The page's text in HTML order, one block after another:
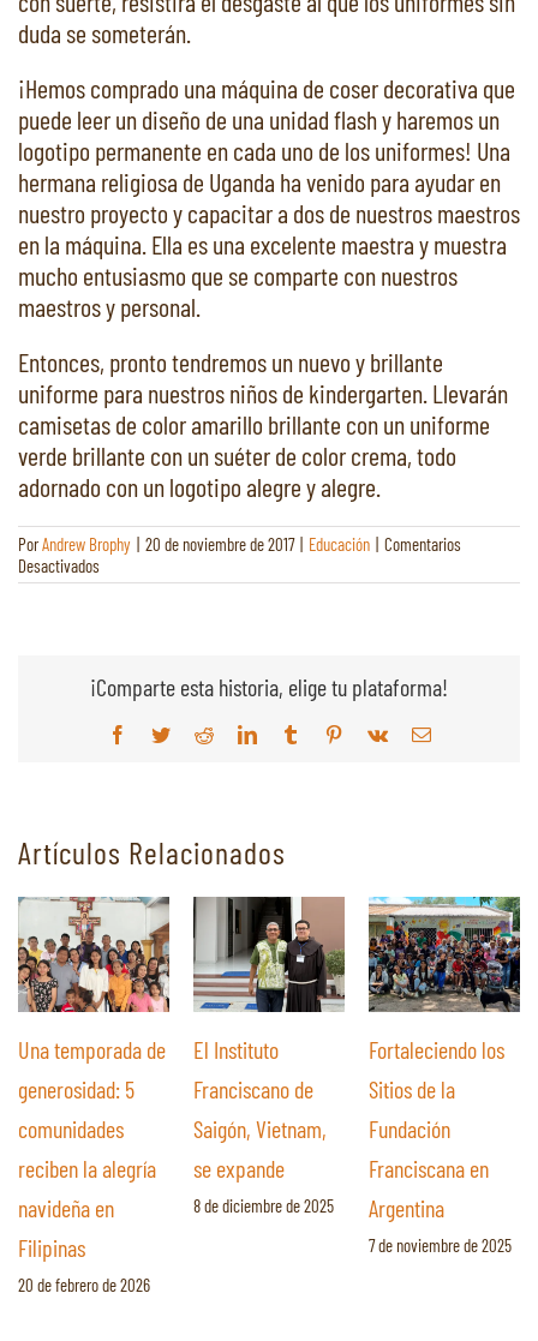
duda se someterán.
¡Hemos comprado una máquina de coser decorativa que
puede leer un diseño de una unidad flash y haremos un
logotipo permanente en cada uno de los uniformes! Una
hermana religiosa de Uganda ha venido para ayudar en
nuestro proyecto y capacitar a dos de nuestros maestros
en la máquina. Ella es una excelente maestra y muestra
mucho entusiasmo que se comparte con nuestros
maestros y personal.
Entonces, pronto tendremos un nuevo y brillante
uniforme para nuestros niños de kindergarten. Llevarán
camisetas de color amarillo brillante con un uniforme
verde brillante con un suéter de color crema, todo
adornado con un logotipo alegre y alegre.
PorAndrew Brophy | 20 de noviembre de 2017 | Educación | Comentarios
Desactivadosen
Kindergarten
¡Comparte esta historia, elige tu plataforma!
Facebook
GorjeoRedditLinkedInTumblrPinterest
Vk
Correo
Artículos Relacionados
Una temporada de
generosidad: 5
comunidades
reciben la alegría
navideña en
Filipinas
20 de febrero de 2026
El Instituto
Franciscano de
Saigón, Vietnam,
se expande
8 de diciembre de 2025
Fortaleciendo los
Sitios de la
Fundación
Franciscana en
Argentina
7 de noviembre de 2025